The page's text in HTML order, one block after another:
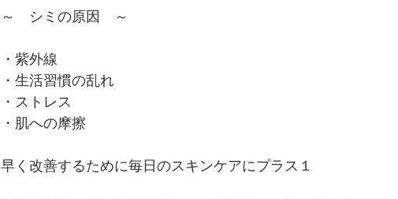
～　シミの原因　～
・紫外線
・生活習慣の乱れ
・ストレス
・肌への摩擦
早く改善するために毎日のスキンケアにプラス１